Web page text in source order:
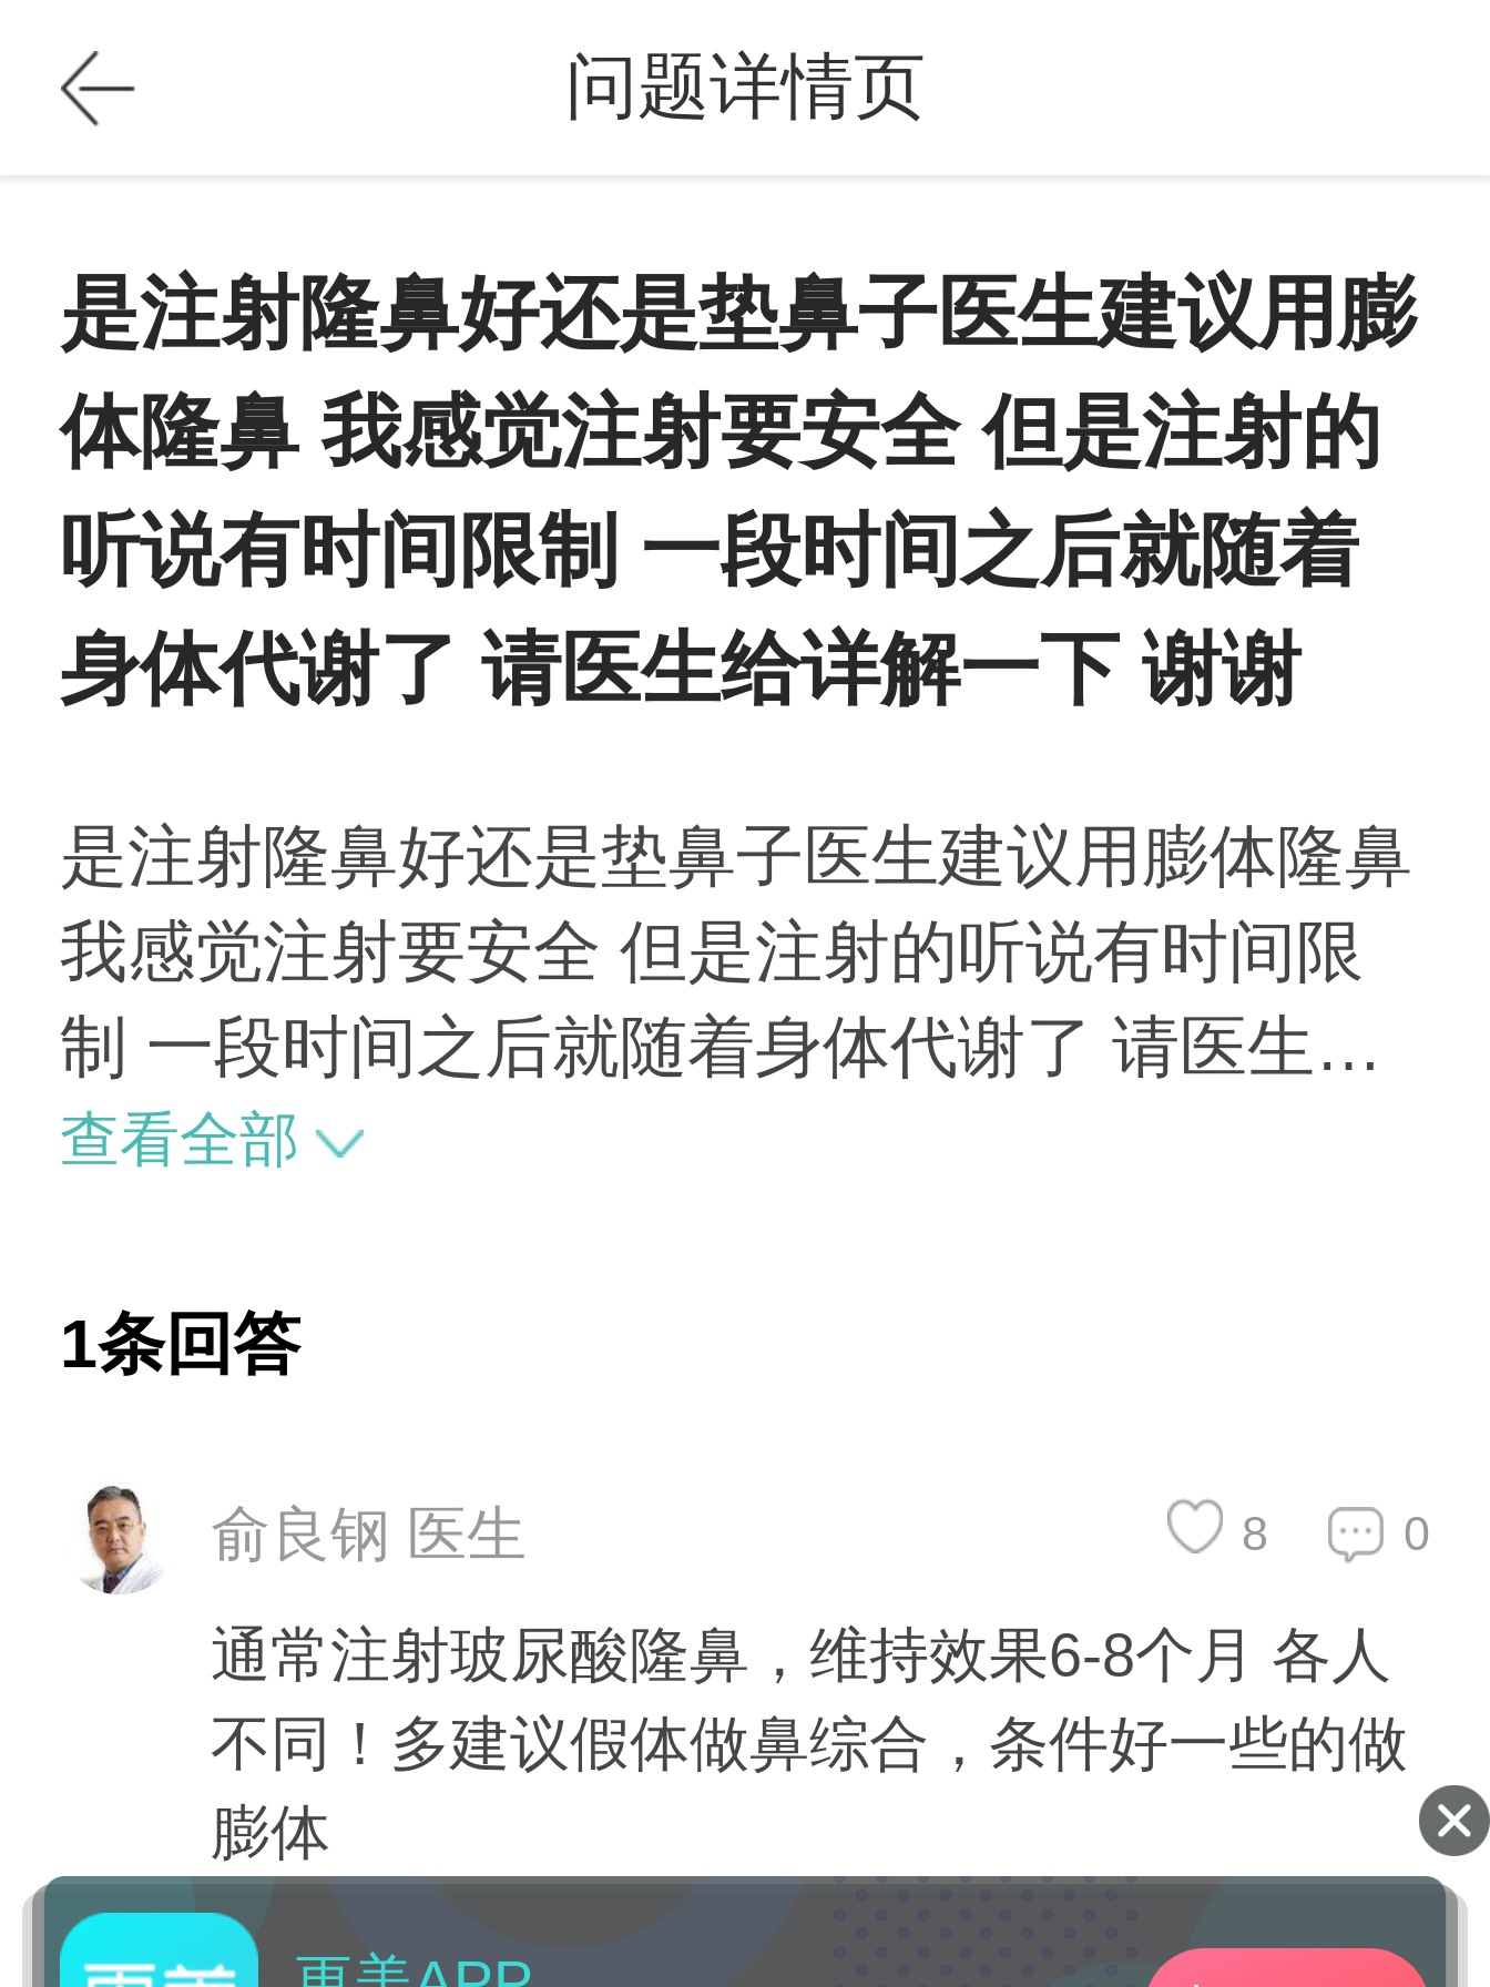
问题详情页
是注射隆鼻好还是垫鼻子医生建议用膨
体隆鼻 我感觉注射要安全 但是注射的
听说有时间限制 一段时间之后就随着
身体代谢了 请医生给详解一下 谢谢
是注射隆鼻好还是垫鼻子医生建议用膨体隆鼻
我感觉注射要安全 但是注射的听说有时间限
制 一段时间之后就随着身体代谢了 请医生给
详解一下 谢谢
查看全部
1条回答
俞良钢 医生 0
8
通常注射玻尿酸隆鼻，维持效果6-8个月 各人
不同！多建议假体做鼻综合，条件好一些的做
膨体